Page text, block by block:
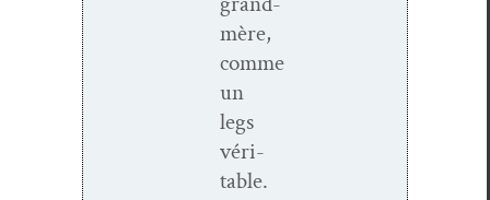
mère,
comme
un
legs
véri­
ta­ble.